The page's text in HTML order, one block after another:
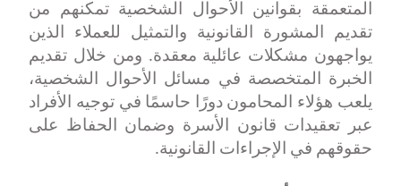
المتعمقة بقوانين الأحوال الشخصية تمكنهم من
تقديم المشورة القانونية والتمثيل للعملاء الذين
يواجهون مشكلات عائلية معقدة. ومن خلال تقديم
الخبرة المتخصصة في مسائل الأحوال الشخصية،
يلعب هؤلاء المحامون دورًا حاسمًا في توجيه الأفراد
عبر تعقيدات قانون الأسرة وضمان الحفاظ على
حقوقهم في الإجراءات القانونية.